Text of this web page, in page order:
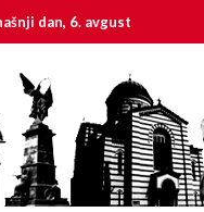
6. avgust